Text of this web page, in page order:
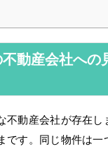
動産会社への
不動産会社が存在し
です。同じ物件は一